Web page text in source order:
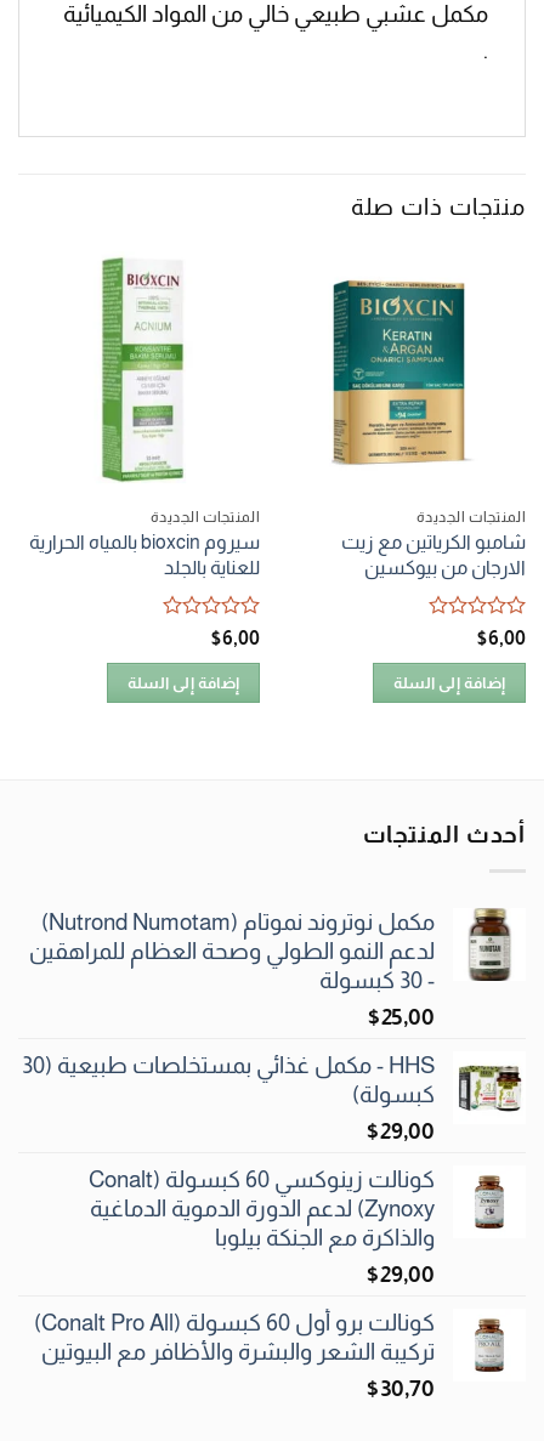
مكمل عشبي طبيعي خالي من المواد الكيميائية
.
منتجات ذات صلة
المنتجات الجديدة
شامبو الكرياتين مع زيت
الارجان من بيوكسين
تم
التقييم
من
$ 6٫00
إضافة إلى السلة
المنتجات الجديدة
سيروم bioxcin بالمياه الحرارية
للعناية بالجلد
تم
التقييم
من
$ 6٫00
إضافة إلى السلة
أحدث المنتجات
مكمل نوتروند نموتام (Nutrond Numotam)
لدعم النمو الطولي وصحة العظام للمراهقين
- 30 كبسولة
$
25٫00
HHS - مكمل غذائي بمستخلصات طبيعية (30
كبسولة)
$
29٫00
كونالت زينوكسي 60 كبسولة (Conalt
Zynoxy) لدعم الدورة الدموية الدماغية
والذاكرة مع الجنكة بيلوبا
$
29٫00
كونالت برو أول 60 كبسولة (Conalt Pro All)
تركيبة الشعر والبشرة والأظافر مع البيوتين
$
30٫70